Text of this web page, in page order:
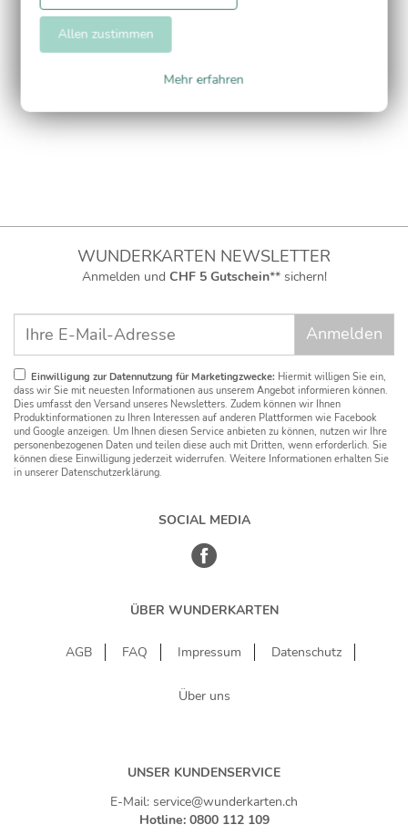
Adressaufkleber
WUNDERKARTEN NEWSLETTER
Anmelden und CHF 5 Gutschein** sichern!
Einwilligung zur Datennutzung für Marketingzwecke: Hiermit willigen Sie ein,
dass wir Sie mit neuesten Informationen aus unserem Angebot informieren können.
Dies umfasst den Versand unseres Newsletters. Zudem können wir Ihnen
Produktinformationen zu Ihren Interessen auf anderen Plattformen wie Facebook
und Google anzeigen. Um Ihnen diesen Service anbieten zu können, nutzen wir Ihre
personenbezogenen Daten und teilen diese auch mit Dritten, wenn erforderlich. Sie
können diese Einwilligung jederzeit widerrufen. Weitere Informationen erhalten Sie
in unserer Datenschutzerklärung.
SOCIAL MEDIA
ÜBER WUNDERKARTEN
AGB FAQ Impressum Datenschutz
Über uns
UNSER KUNDENSERVICE
E-Mail: service@wunderkarten.ch
Hotline: 0800 112 109
Mehr erfahren
Allen zustimmen